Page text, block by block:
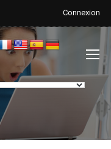
Connexion